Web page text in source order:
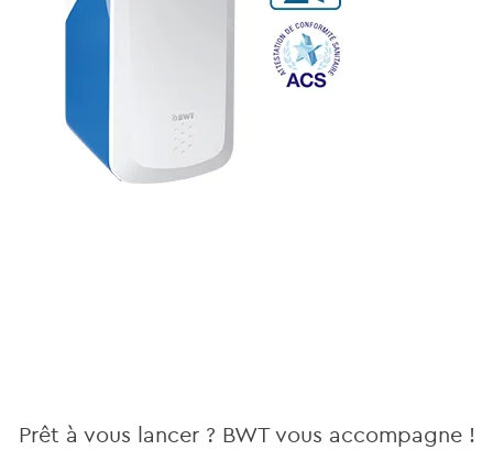
Prêt à vous lancer ? BWT vous accompagne !